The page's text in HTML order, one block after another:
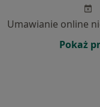
Umawianie online
Pokaż